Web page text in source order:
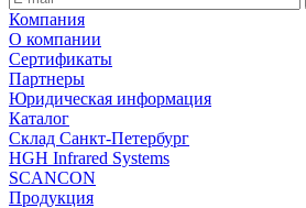
Компания
О компании
Сертификаты
Партнеры
Юридическая информация
Каталог
Cклад Санкт-Петербург
HGH Infrared Systems
SCANCON
Продукция